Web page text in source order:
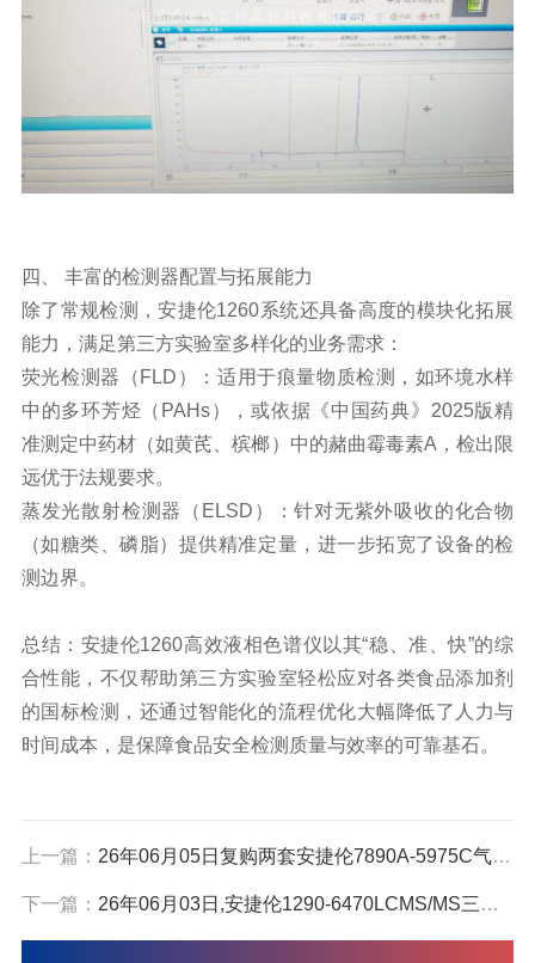
四、 丰富的检测器配置与拓展能力
除了常规检测，安捷伦1260系统还具备高度的模块化拓展
能力，满足第三方实验室多样化的业务需求：
荧光检测器（FLD）：适用于痕量物质检测，如环境水样
中的多环芳烃（PAHs），或依据《中国药典》2025版精
准测定中药材（如黄芪、槟榔）中的赭曲霉毒素A，检出限
远优于法规要求。
蒸发光散射检测器（ELSD）：针对无紫外吸收的化合物
（如糖类、磷脂）提供精准定量，进一步拓宽了设备的检
测边界。
总结：安捷伦1260高效液相色谱仪以其“稳、准、快”的综
合性能，不仅帮助第三方实验室轻松应对各类食品添加剂
的国标检测，还通过智能化的流程优化大幅降低了人力与
时间成本，是保障食品安全检测质量与效率的可靠基石。
上一篇： 26年06月05日复购两套安捷伦7890A-5975C气质联用仪在复杂样品的分离与鉴定方面具有显著优势
下一篇： 26年06月03日,安捷伦1290-6470LCMS/MS三重四极杆液质,在成都专攻食品农药,兽药残留国标检测